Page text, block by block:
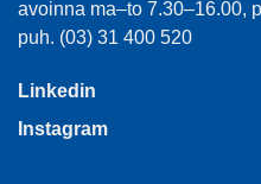
avoinna ma–to 7.30–16.00,
puh. (03) 31 400 520
Linkedin
Instagram